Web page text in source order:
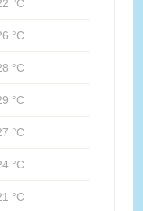
°C
°C
°C
°C
°C
°C
°C